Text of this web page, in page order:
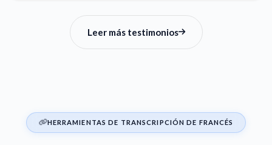
Leer más testimonios
HERRAMIENTAS DE TRANSCRIPCIÓN DE FRANCÉS